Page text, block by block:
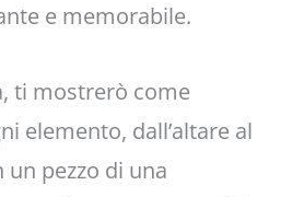
e memorabile.
ti mostrerò come
elemento, dall’altare al
pezzo di una